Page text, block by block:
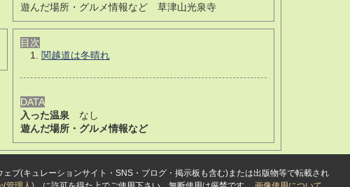
遊んだ場所・グルメ情報など 草津山光泉寺
目次
関越道は冬晴れ
DATA
入った温泉 なし
遊んだ場所・グルメ情報など